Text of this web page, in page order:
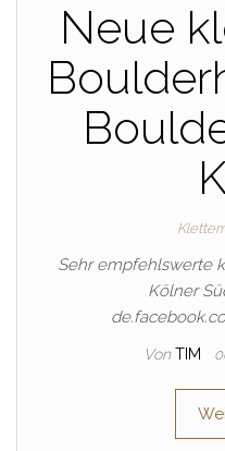
Neue
Sehr empfehlswerte
Kölner
Von TIM